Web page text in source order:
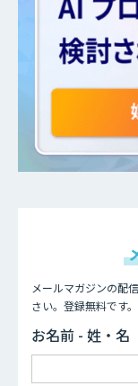
メールマガジンの配
さい。登録無料です。
お名前 - 姓・名